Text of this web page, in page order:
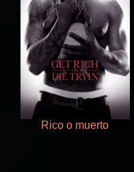
Rico o muerto